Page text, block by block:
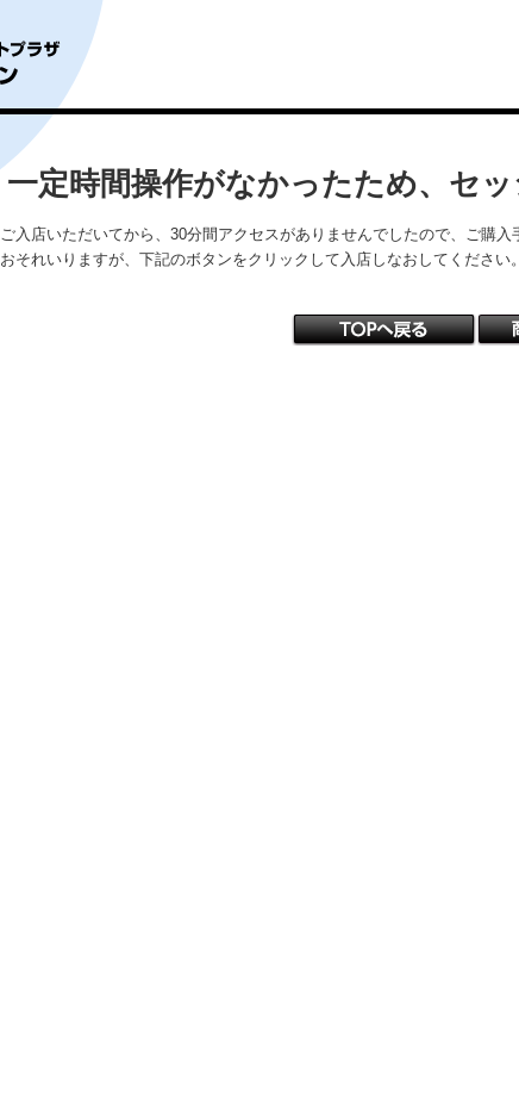
一定時間操作がなかったため、セ
ご入店いただいてから、30分間アクセスがありませんでしたので、ご購入
おそれいりますが、下記のボタンをクリックして入店しなおしてください。